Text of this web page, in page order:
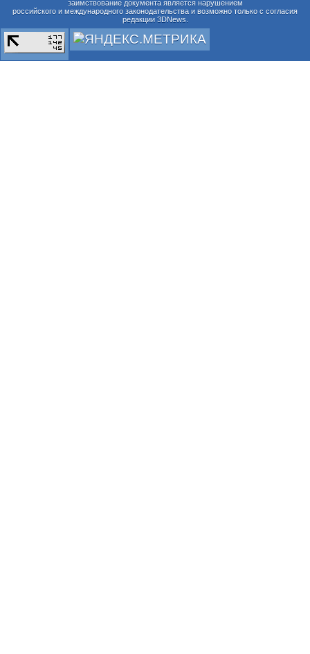
заимствование документа является нарушением
российского и международного законодательства и возможно только с согласия
редакции 3DNews.